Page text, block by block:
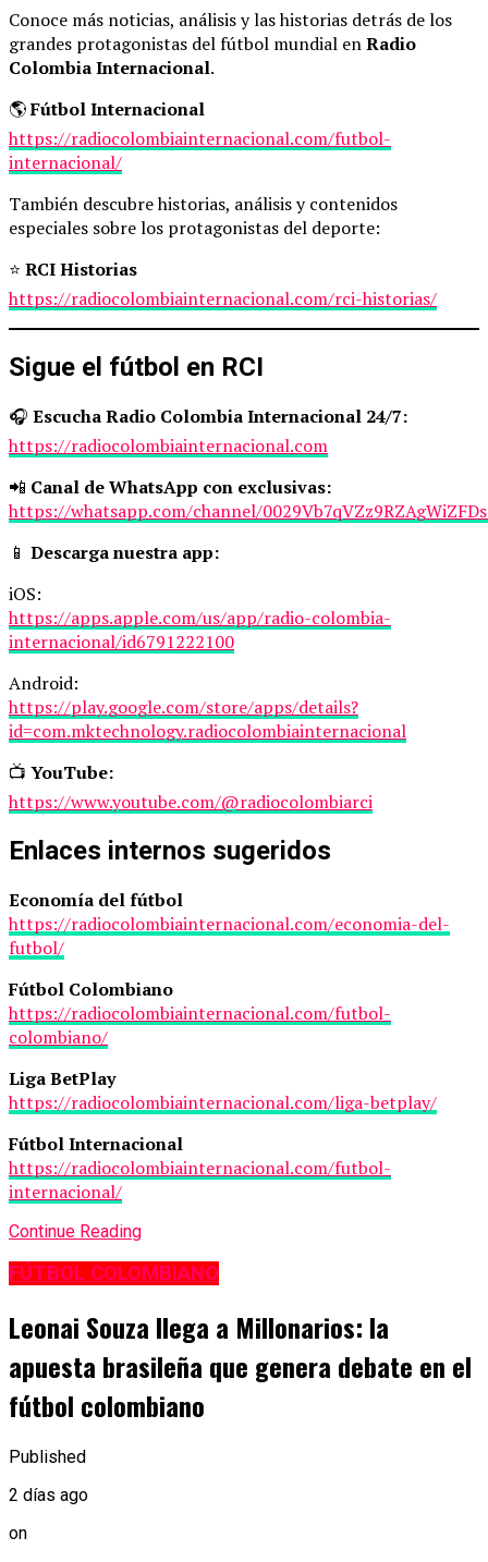
Conoce más noticias, análisis y las historias detrás de los
grandes protagonistas del fútbol mundial enRadio
Colombia Internacional.
🌎Fútbol Internacional
https://radiocolombiainternacional.com/futbol-
internacional/
También descubre historias, análisis y contenidos
especiales sobre los protagonistas del deporte:
⭐ RCI Historias
https://radiocolombiainternacional.com/rci-historias/
Sigue el fútbol en RCI
🎧 Escucha Radio Colombia Internacional 24/7:
https://radiocolombiainternacional.com
📲 Canal de WhatsApp con exclusivas:
https://whatsapp.com/channel/
📱 Descarga nuestra app:
iOS:
https://apps.apple.com/us/app/radio-colombia-
internacional/id6791222100
Android:
https://play.google.com/store/apps/details?
id=com.mktechnology.radiocolombiainternacional
📺 YouTube:
https://www.youtube.com/@radiocolombiarci
Enlaces internos sugeridos
Economía del fútbol
https://radiocolombiainternacional.com/economia-del-
futbol/
Fútbol Colombiano
https://radiocolombiainternacional.com/futbol-
colombiano/
Liga BetPlay
https://radiocolombiainternacional.com/liga-betplay/
Fútbol Internacional
https://radiocolombiainternacional.com/futbol-
internacional/
Continue Reading
FÚTBOL COLOMBIANO
Leonai Souza llega a Millonarios: la
apuesta brasileña que genera debate en el
fútbol colombiano
Published
2 días ago
on